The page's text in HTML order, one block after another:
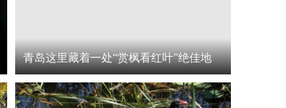
青岛这里藏着一处“赏枫看红叶”绝佳地